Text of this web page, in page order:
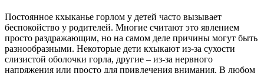
Постоянное кхыканье горлом у детей часто вызывает
беспокойство у родителей. Многие считают это явлением
просто раздражающим, но на самом деле причины могут быть
разнообразными. Некоторые дети кхыкают из-за сухости
слизистой оболочки горла, другие – из-за нервного
напряжения или просто для привлечения внимания. В любом